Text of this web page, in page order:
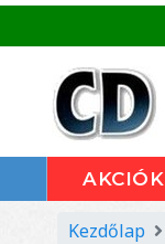
AKCIÓK
Kezdőlap